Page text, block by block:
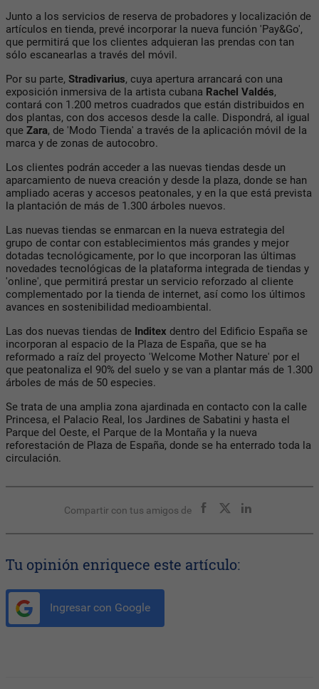
Junto a los servicios de reserva de probadores y localización de
artículos en tienda, prevé incorporar la nueva función 'Pay&Go',
que permitirá que los clientes adquieran las prendas con tan
sólo escanearlas a través del móvil.
Por su parte, Stradivarius, cuya apertura arrancará con una
exposición inmersiva de la artista cubana Rachel Valdés,
contará con 1.200 metros cuadrados que están distribuidos en
dos plantas, con dos accesos desde la calle. Dispondrá, al igual
que Zara, de 'Modo Tienda' a través de la aplicación móvil de la
marca y de zonas de autocobro.
Los clientes podrán acceder a las nuevas tiendas desde un
aparcamiento de nueva creación y desde la plaza, donde se han
ampliado aceras y accesos peatonales, y en la que está prevista
la plantación de más de 1.300 árboles nuevos.
Las nuevas tiendas se enmarcan en la nueva estrategia del
grupo de contar con establecimientos más grandes y mejor
dotadas tecnológicamente, por lo que incorporan las últimas
novedades tecnológicas de la plataforma integrada de tiendas y
'online', que permitirá prestar un servicio reforzado al cliente
complementado por la tienda de internet, así como los últimos
avances en sostenibilidad medioambiental.
Las dos nuevas tiendas de Inditex dentro del Edificio España se
incorporan al espacio de la Plaza de España, que se ha
reformado a raíz del proyecto 'Welcome Mother Nature' por el
que peatonaliza el 90% del suelo y se van a plantar más de 1.300
árboles de más de 50 especies.
Se trata de una amplia zona ajardinada en contacto con la calle
Princesa, el Palacio Real, los Jardines de Sabatini y hasta el
Parque del Oeste, el Parque de la Montaña y la nueva
reforestación de Plaza de España, donde se ha enterrado toda la
circulación.
Compartir con tus amigos de
Tu opinión enriquece este artículo:
Ingresar con Google